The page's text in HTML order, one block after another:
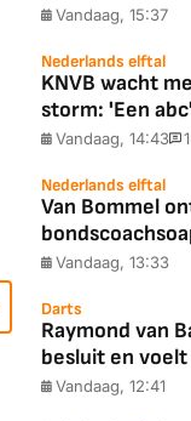
Vandaag, 15:37
Nederlands elftal
KNVB wacht
storm: 'Een
Vandaag, 14:43 1
Nederlands elftal
Van Bommel
Vandaag, 13:33
Darts
Raymond van
besluit en voelt
Vandaag, 12:41